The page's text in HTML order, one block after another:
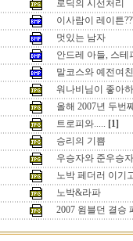
로딕의 시선처리
이사람이 레이튼
멋있는 남자
안드레 아들, 스테
말코스와 예전여친
워나비님이 좋아
올해 2007년 두번
트로피와..... [1]
승리의 기쁨
우승자와 준우승자
노박 페더러 이기
노박&라파
2007 윔블던 결승